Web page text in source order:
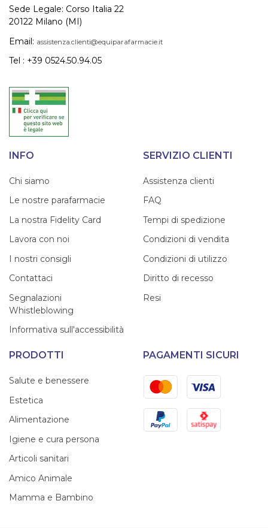
Sede Legale: Corso Italia 22
20122 Milano (MI)
Email: assistenza.clienti@equiparafarmacie.it
Tel : +39 0524.50.94.05
INFO
Chi siamo
Le nostre parafarmacie
La nostra Fidelity Card
Lavora con noi
I nostri consigli
Contattaci
Segnalazioni
Whistleblowing
Informativa sull'accessibilità
SERVIZIO CLIENTI
Assistenza clienti
FAQ
Tempi di spedizione
Condizioni di vendita
Condizioni di utilizzo
Diritto di recesso
Resi
PRODOTTI
Salute e benessere
Estetica
Alimentazione
Igiene e cura persona
Articoli sanitari
Amico Animale
Mamma e Bambino
PAGAMENTI SICURI
MastercardVisa
PayPal Satispay